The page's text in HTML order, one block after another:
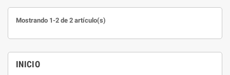
INICIO
digestión sana, sistema inmune
sano, vitaminas y minerales
digestión sana, sistema inmune
Mostrando 1-2 de 2 artículo(s)